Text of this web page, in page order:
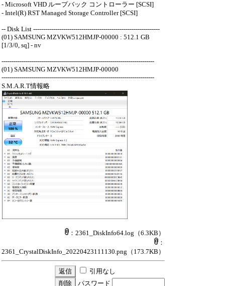
- Microsoft VHD ループバック コントローラー [SCSI]
- Intel(R) RST Managed Storage Controller [SCSI]
-- Disk List ---------------------------------------------------------------
(01) SAMSUNG MZVKW512HMJP-00000 : 512.1 GB
[1/3/0, sq] - nv
----------------------------------------------------------------------------
(01) SAMSUNG MZVKW512HMJP-00000
----------------------------------------------------------------------------
S.M.A.R.T情報略
：2361_DiskInfo64.log （6.3KB）
：
2361_CrystalDiskInfo_20220423111130.png （173.7KB）
引用なし
パスワード